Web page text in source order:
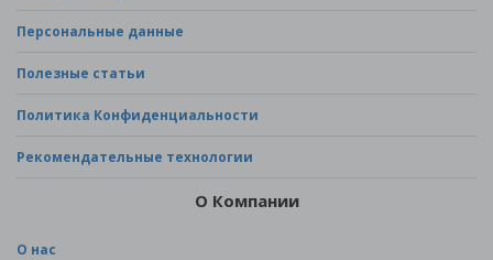
Персональные данные
Полезные статьи
Политика Конфиденциальности
Рекомендательные технологии
О Компании
О нас